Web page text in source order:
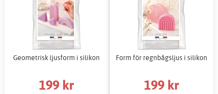
Geometrisk ljusform i silikon
199 kr
Form för regnbågsljus i silikon
199 kr